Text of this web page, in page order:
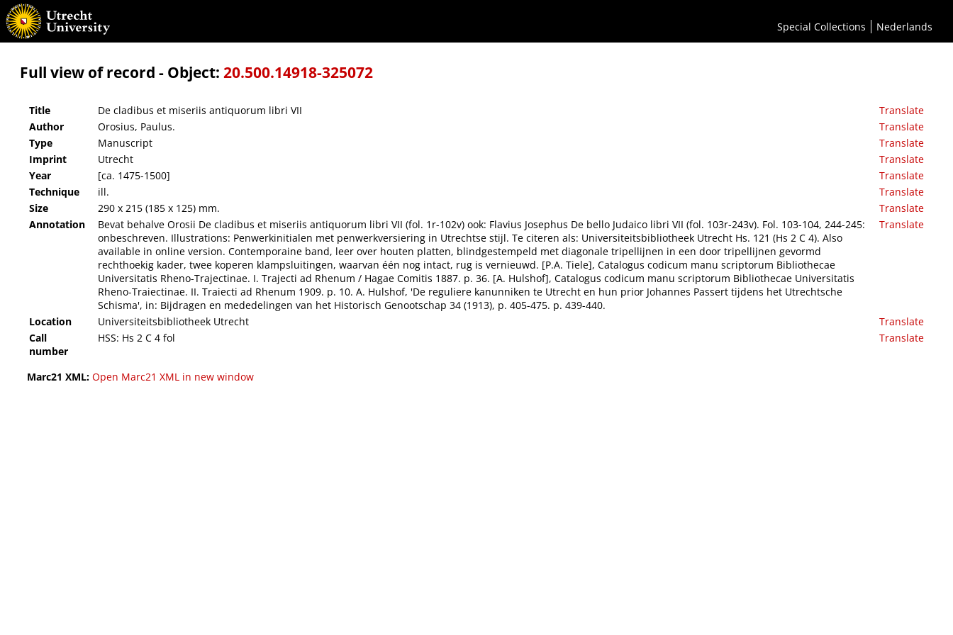
Special Collections Nederlands
De cladibus et miseriis antiquorum libri VII
Full view of record - Object: 20.500.14918-325072
Title De cladibus et miseriis antiquorum libri VII
Translate
Author
Orosius, Paulus.
Translate
Type
Manuscript
Translate
Imprint
Utrecht
Translate
Year
[ca. 1475-1500]
Translate
Technique
ill.
Translate
Size
290 x 215 (185 x 125) mm.
Translate
Annotation
Bevat behalve Orosii De cladibus et miseriis antiquorum libri VII (fol. 1r-102v) ook: Flavius Josephus De bello Judaico libri VII (fol. 103r-243v). Fol. 103-104, 244-245:
onbeschreven. Illustrations: Penwerkinitialen met penwerkversiering in Utrechtse stijl. Te citeren als: Universiteitsbibliotheek Utrecht Hs. 121 (Hs 2 C 4). Also
available in online version. Contemporaine band, leer over houten platten, blindgestempeld met diagonale tripellijnen in een door tripellijnen gevormd
rechthoekig kader, twee koperen klampsluitingen, waarvan één nog intact, rug is vernieuwd. [P.A. Tiele], Catalogus codicum manu scriptorum Bibliothecae
Universitatis Rheno-Trajectinae. I. Trajecti ad Rhenum / Hagae Comitis 1887. p. 36. [A. Hulshof], Catalogus codicum manu scriptorum Bibliothecae Universitatis
Rheno-Traiectinae. II. Traiecti ad Rhenum 1909. p. 10. A. Hulshof, 'De reguliere kanunniken te Utrecht en hun prior Johannes Passert tijdens het Utrechtsche
Schisma', in: Bijdragen en mededelingen van het Historisch Genootschap 34 (1913), p. 405-475. p. 439-440.
Translate
Location Universiteitsbibliotheek Utrecht
Translate
Call
number
HSS: Hs 2 C 4 fol Translate
Marc21 XML: Open Marc21 XML in new window